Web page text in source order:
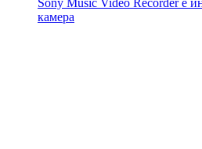
Sony Music Video Recorder е
камера